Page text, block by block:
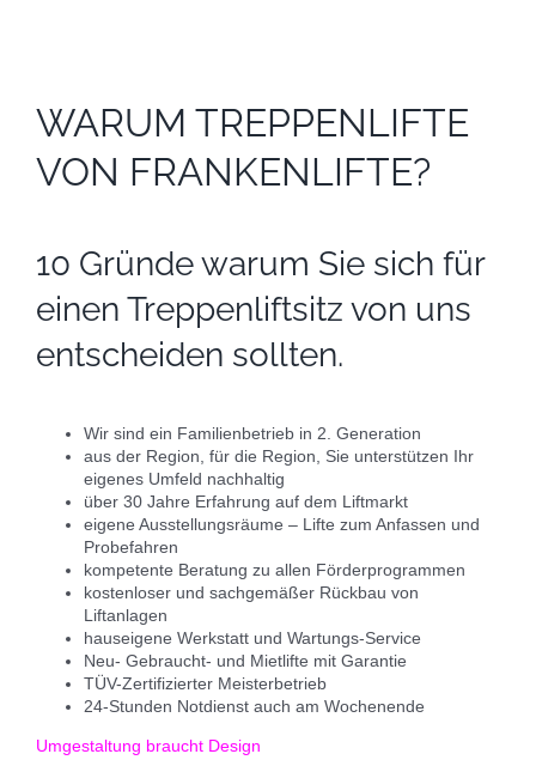
WARUM TREPPENLIFTE
VON FRANKENLIFTE?
10 Gründe warum Sie sich für
einen Treppenliftsitz von uns
entscheiden sollten.
Wir sind ein Familienbetrieb in 2. Generation
aus der Region, für die Region, Sie unterstützen Ihr
eigenes Umfeld nachhaltig
über 30 Jahre Erfahrung auf dem Liftmarkt
eigene Ausstellungsräume – Lifte zum Anfassen und
Probefahren
kompetente Beratung zu allen Förderprogrammen
kostenloser und sachgemäßer Rückbau von
Liftanlagen
hauseigene Werkstatt und Wartungs-Service
Neu- Gebraucht- und Mietlifte mit Garantie
TÜV-Zertifizierter Meisterbetrieb
24-Stunden Notdienst auch am Wochenende
Umgestaltung braucht Design